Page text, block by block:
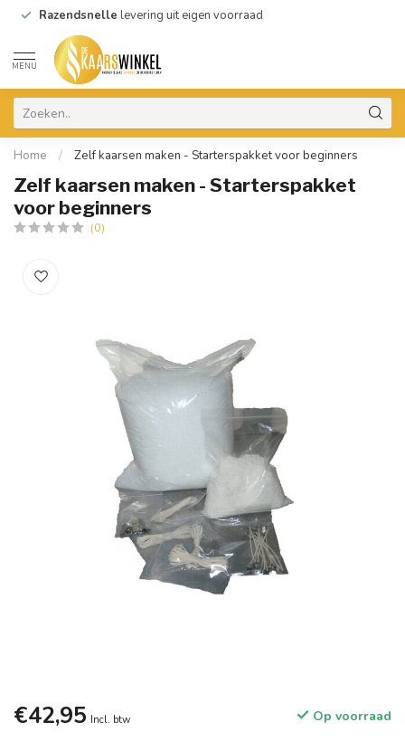
Razendsnelle levering uit eigen voorraad
MENU
Home / Zelf kaarsen maken - Starterspakket voor beginners
Zelf kaarsen maken - Starterspakket
voor beginners
(0)
€42,95 Incl. btw Op voorraad